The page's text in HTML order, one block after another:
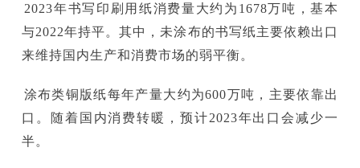
年书写印刷用纸消费量大约为1678万吨，基本
与2022年持平。其中，未涂布的书写纸主要依赖出口
来维持国内生产和消费市场的弱平衡。
布类铜版纸每年产量大约为600万吨，主要依靠出
口。随着国内消费转暖，预计2023年出口会减少一
半。